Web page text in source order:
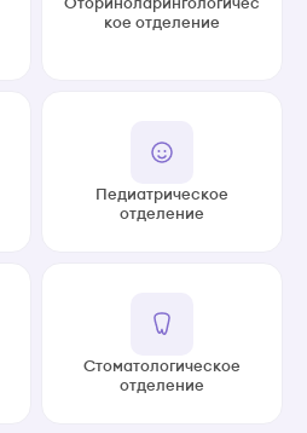
кое отделение
Педиатрическое
отделение
Стоматологическое
отделение